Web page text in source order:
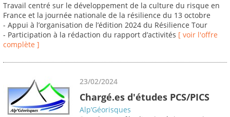
Travail centré sur le développement de la culture du risque en
France et la journée nationale de la résilience du 13 octobre
- Appui à l’organisation de l’édition 2024 du Résilience Tour
- Participation à la rédaction du rapport d’activités [ voir l'offre
complète ]
23/02/2024
Chargé.es d'études PCS/PICS
Alp’Géorisques